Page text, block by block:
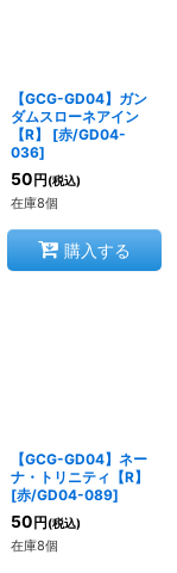
【GCG-GD04】ガン
ダムスローネアイン
【R】
[赤/GD04-
036]
50 円 (税込)
在庫8個
購入する
【GCG-GD04】ネー
ナ・トリニティ【R】
[赤/GD04-089]
50 円 (税込)
在庫8個